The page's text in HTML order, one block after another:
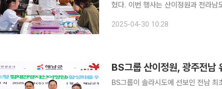
혔다. 이번 행사는 산이정원과 전라남도ESG협회가 공동 주최·주관한 이번 행사는 학생, 학부모, 지
다. ‘내가 꿈꾸는 ESG 세상’을 주제
2025-04-30 10:28
BS그룹 산이정원, 광주전남
BS그룹이 솔라시도에 선보인 전남